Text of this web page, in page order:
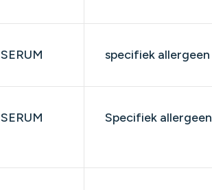
SERUM specifiek allergeen
SERUM Specifiek allergeen